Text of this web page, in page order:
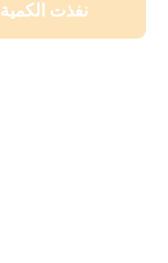
نفذت الكمية